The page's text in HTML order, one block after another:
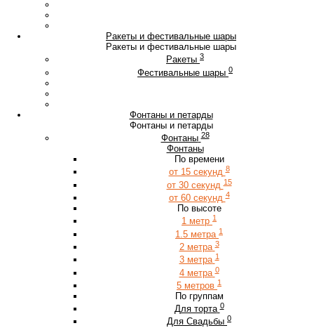
Ракеты и фестивальные шары
Ракеты и фестивальные шары
Ракеты 3
Фестивальные шары 0
Фонтаны и петарды
Фонтаны и петарды
Фонтаны 28
Фонтаны
По времени
от 15 секунд 8
от 30 секунд 15
от 60 секунд 4
По высоте
1 метр 1
1.5 метра 1
2 метра 3
3 метра 1
4 метра 0
5 метров 1
По группам
Для торта 0
Для Свадьбы 0